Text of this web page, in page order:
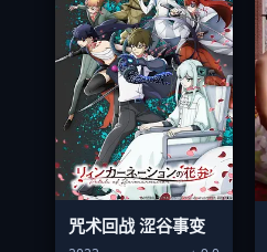
咒术回战 涩谷事变